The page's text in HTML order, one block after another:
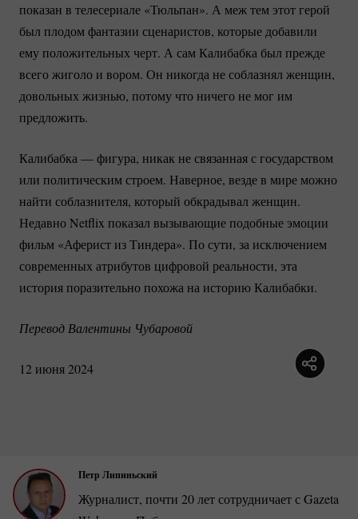
показан в телесериале «Тюльпан». А меж тем этот герой
был плодом фантазии сценаристов, которые добавили
ему положительных черт. А сам Калибабка был прежде
всего жиголо и вором. Он никогда не соблазнял женщин,
довольных жизнью, потому что ничего не мог им
предложить.
Калибабка — фигура, никак не связанная с государством
или политическим строем. Наверное, везде в мире можно
найти соблазнителя, который обкрадывал женщин.
Недавно Netflix показал вызывающие подобные эмоции
фильм «Аферист из Тиндера». По сути, за исключением
современных атрибутов цифровой реальности, эта
история поразительно похожа на историю Калибабки.
Перевод Валентины Чубаровой
12 июня 2024
Петр Липиньский
Журналист, почти 20 лет сотрудничает с Gazeta